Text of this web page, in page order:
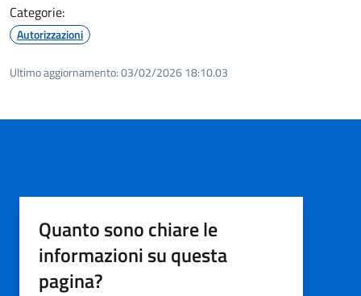
Categorie:
Autorizzazioni
Ultimo aggiornamento:03/02/2026 18:10.03
Quanto sono chiare le
informazioni su questa
pagina?